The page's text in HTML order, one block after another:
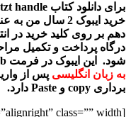
خرید ایبوک 2
دهم بر روی کلید خرید در
درگاه پرداخت و تکمیل
شود. این ایبوک در فرمت epub و azw به همراه
به زبان انگلیسی پس از
برداری copy و Paste دارد.